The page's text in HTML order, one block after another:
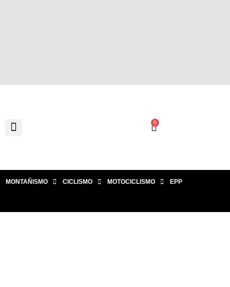
0
MONTAÑISMO CICLISMO MOTOCICLISMO EPP